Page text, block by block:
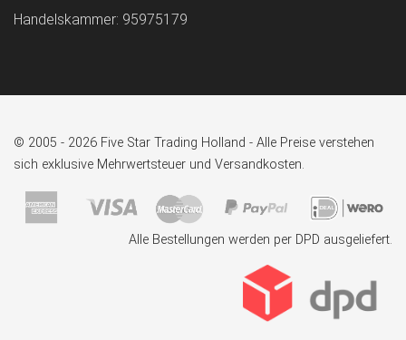
Handelskammer: 95975179
© 2005 - 2026 Five Star Trading Holland - Alle Preise verstehen
sich exklusive Mehrwertsteuer und Versandkosten.
Alle Bestellungen werden per DPD ausgeliefert.